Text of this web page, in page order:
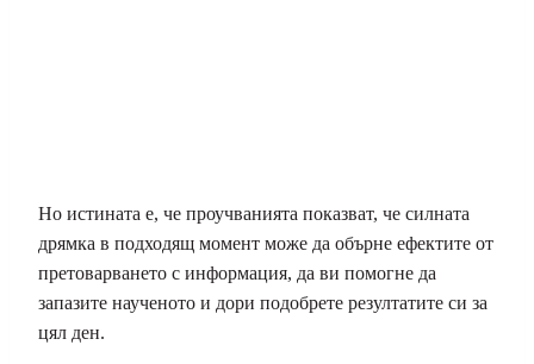
Но истината е, че проучванията показват, че силната
дрямка в подходящ момент може да обърне ефектите от
претоварването с информация, да ви помогне да
запазите наученото и дори подобрете резултатите си за
цял ден.